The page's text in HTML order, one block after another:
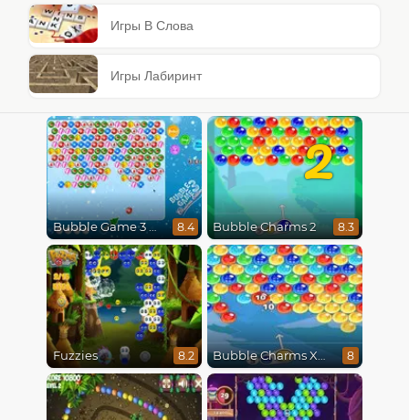
Игры В Слова
Игры Лабиринт
Bubble Game 3 Christmas 8.4
2
Bubble Charms 2 8.3
Fuzzies 8.2 Bubble Charms Xmas 8